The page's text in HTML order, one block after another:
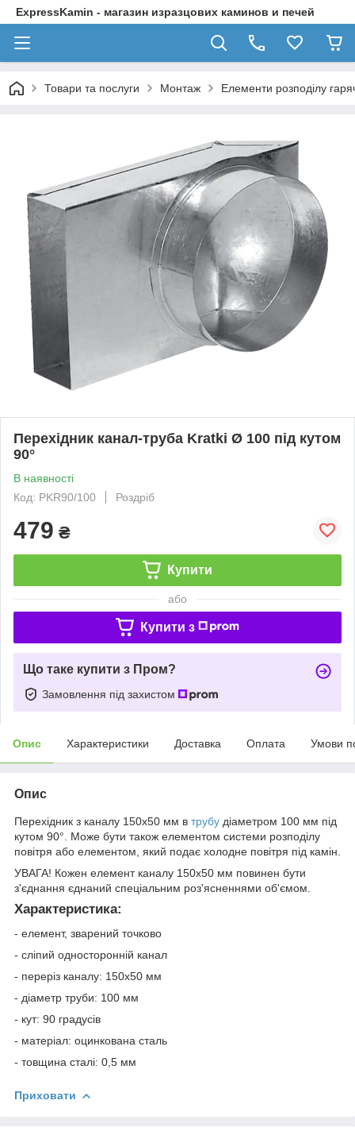
ExpressKamin - магазин изразцових каминов и печей
Товари та послуги Монтаж Елементи розподілу
Перехідник канал-труба Kratki Ø 100 під кутом
90°
В наявності
Код: PKR90/100
Роздріб
479 ₴
Купити
або
Купити з
Що таке купити з Пром?
Замовлення під захистом
Опис Характеристики Доставка Оплата Умови
Опис
Перехідник з каналу 150х50 мм в трубу діаметром 100 мм під
кутом 90°. Може бути також елементом системи розподілу
повітря або елементом, який подає холодне повітря під камін.
УВАГА! Кожен елемент каналу 150х50 мм повинен бути
з'єднання єднаний спеціальним роз'ясненнями об'ємом.
Характеристика:
- елемент, зварений точково
- сліпий односторонній канал
- переріз каналу: 150x50 мм
- діаметр труби: 100 мм
- кут: 90 градусів
- матеріал: оцинкована сталь
- товщина сталі: 0,5 мм
Приховати